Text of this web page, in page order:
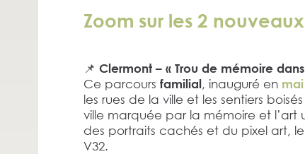
Zoom sur les 2
📌 Clermont – « Trou de mémoire
Ce parcours familial, inauguré en
les rues de la ville et les sentiers
ville marquée par la mémoire et l’art
des portraits cachés et du pixel art,
V32.